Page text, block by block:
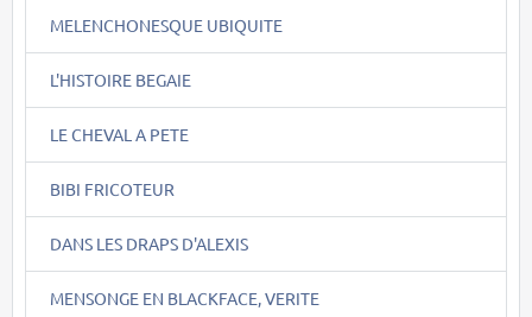
MELENCHONESQUE UBIQUITE
L'HISTOIRE BEGAIE
LE CHEVAL A PETE
BIBI FRICOTEUR
DANS LES DRAPS D'ALEXIS
MENSONGE EN BLACKFACE, VERITE